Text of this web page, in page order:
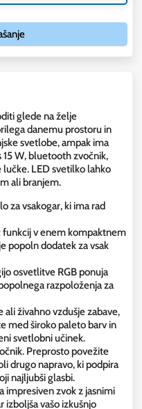
glede na želje
danemu prostoru in
svetlobe, ampak ima
W, bluetooth zvočnik,
LED svetilko lahko
ali branjem.
za vsakogar, ki ima rad
funkcij v enem kompaktnem
popoln dodatek za vsak
osvetlitve RGB ponuja
razpoloženja za
živahno vzdušje zabave,
med široko paleto barv in
svetlobni učinek.
Preprosto povežite
drugo napravo, ki podpira
najljubši glasbi.
impresiven zvok z jasnimi
izboljša vašo izkušnjo